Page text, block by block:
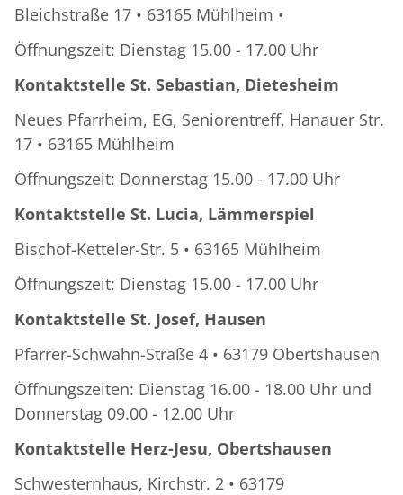
Bleichstraße 17 • 63165 Mühlheim •
Öffnungszeit: Dienstag 15.00 - 17.00 Uhr
Kontaktstelle St. Sebastian, Dietesheim
Neues Pfarrheim, EG, Seniorentreff, Hanauer Str.
17 • 63165 Mühlheim
Öffnungszeit: Donnerstag 15.00 - 17.00 Uhr
Kontaktstelle St. Lucia, Lämmerspiel
Bischof-Ketteler-Str. 5 • 63165 Mühlheim
Öffnungszeit: Dienstag 15.00 - 17.00 Uhr
Kontaktstelle St. Josef, Hausen
Pfarrer-Schwahn-Straße 4 • 63179 Obertshausen
Öffnungszeiten: Dienstag 16.00 - 18.00 Uhr und
Donnerstag 09.00 - 12.00 Uhr
Kontaktstelle Herz-Jesu, Obertshausen
Schwesternhaus, Kirchstr. 2 • 63179